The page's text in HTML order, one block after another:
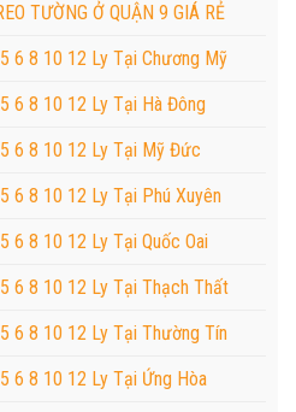
TƯỜNG Ở QUẬN 9 GIÁ RẺ
6 8 10 12 Ly Tại Chương Mỹ
6 8 10 12 Ly Tại Hà Đông
6 8 10 12 Ly Tại Mỹ Đức
6 8 10 12 Ly Tại Phú Xuyên
6 8 10 12 Ly Tại Quốc Oai
6 8 10 12 Ly Tại Thạch Thất
6 8 10 12 Ly Tại Thường Tín
6 8 10 12 Ly Tại Ứng Hòa